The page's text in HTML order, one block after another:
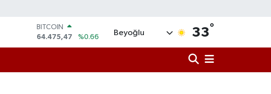
64.475,47
DOLAR
47,5971
%0.05
Beyoğlu 33°